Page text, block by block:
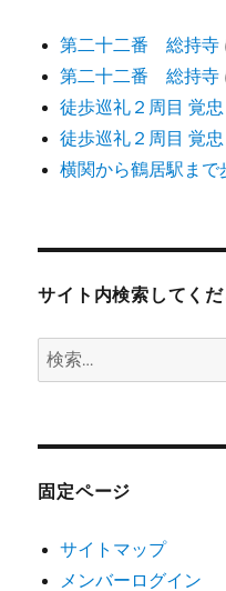
第二十二番 総持寺
第二十二番 総持寺
徒歩巡礼２周目 覚忠
徒歩巡礼２周目 覚忠
横関から鶴居駅まで
サイト内検索してく
検
索:
固定ページ
サイトマップ
メンバーログイン